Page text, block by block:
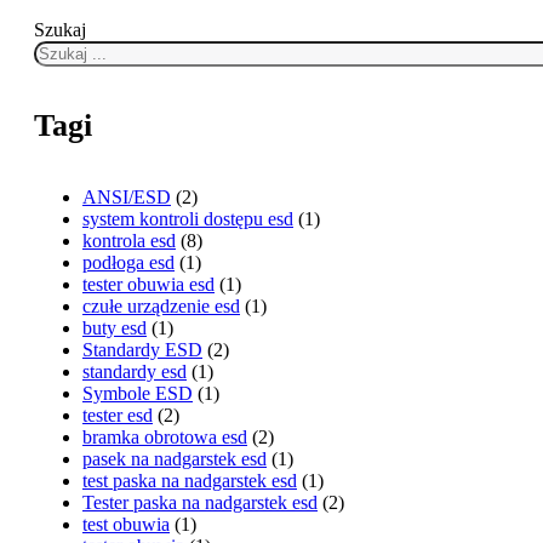
Szukaj
Tagi
ANSI/ESD (2)
system kontroli dostępu esd (1)
kontrola esd (8)
podłoga esd (1)
tester obuwia esd (1)
czułe urządzenie esd (1)
buty esd (1)
Standardy ESD (2)
standardy esd (1)
Symbole ESD (1)
tester esd (2)
bramka obrotowa esd (2)
pasek na nadgarstek esd (1)
test paska na nadgarstek esd (1)
Tester paska na nadgarstek esd (2)
test obuwia (1)